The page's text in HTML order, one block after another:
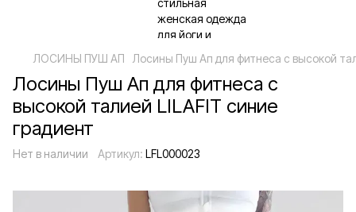
ЛОСИНЫ ПУШ АП Лосины Пуш Ап для фитнеса с высокой
Лосины Пуш Ап для фитнеса с
высокой талией LILAFIT синие
градиент
Нет в наличии Артикул: LFL000023